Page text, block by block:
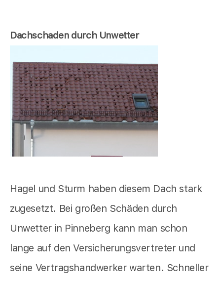
Dachschaden durch Unwetter
Hagel und Sturm haben diesem Dach stark
zugesetzt. Bei großen Schäden durch
Unwetter in Pinneberg kann man schon
lange auf den Versicherungsvertreter und
seine Vertragshandwerker warten. Schneller